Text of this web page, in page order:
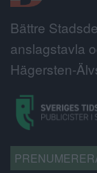
Bättre
anslagstavla
Hägersten-